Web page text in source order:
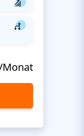
Monat